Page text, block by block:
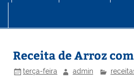
Receita de Arroz
terça-feira admin